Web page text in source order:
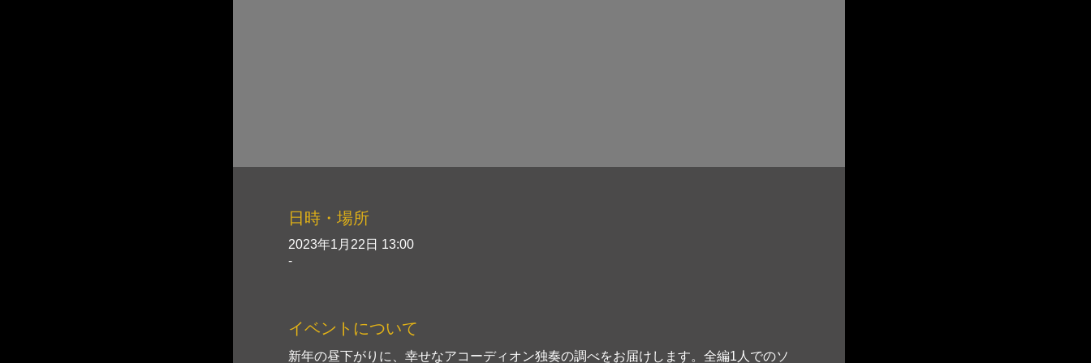
日時・場所
2023年1月22日 13:00
-
イベントについて
新年の昼下がりに、幸せなアコーディオン独奏の調べをお届けします。全編1人でのソ